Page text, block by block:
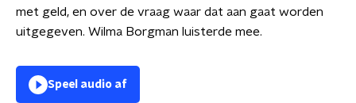
met geld, en over de vraag waar dat aan gaat worden
uitgegeven. Wilma Borgman luisterde mee.
Speel audio af